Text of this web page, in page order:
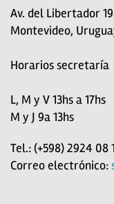
Av. del Libertador
Montevideo,
Horarios secretaría
L, M y V 13hs a 17hs
M y J 9a 13hs
Tel.: (+598) 2924 08
Correo electrónico: